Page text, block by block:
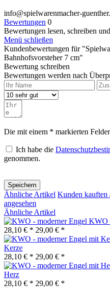
info@spielwarenmacher-
Bewertungen 0
Bewertungen lesen, schreiben
Menü schließen
Kundenbewertungen für
Bahnhofsvorsteher 7 cm"
Bewertung schreiben
Bewertungen werden nach
Die mit einem * markierten
Ich habe die
genommen.
Speichern
Ähnliche Artikel Kunden kauften
angesehen
Ähnliche Artikel
KWO
28,10 € * 29,00 € *
Kerze
28,10 € * 29,00 € *
Herz
28,10 € * 29,00 € *